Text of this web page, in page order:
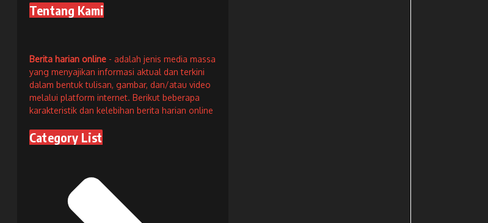
Tentang Kami
Berita harian online - adalah jenis media massa
yang menyajikan informasi aktual dan terkini
dalam bentuk tulisan, gambar, dan/atau video
melalui platform internet. Berikut beberapa
karakteristik dan kelebihan berita harian online
Category List